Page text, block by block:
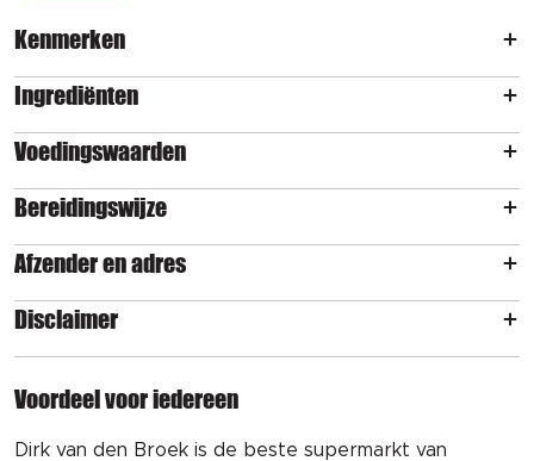
Kenmerken
Ingrediënten
Voedingswaarden
Bereidingswijze
Afzender en adres
Disclaimer
Voordeel voor iedereen
Dirk van den Broek is de beste supermarkt van